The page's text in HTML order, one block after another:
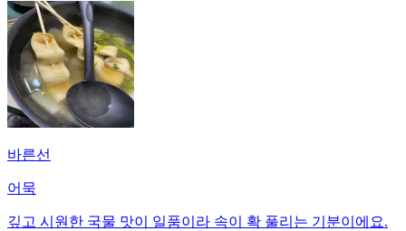
바른선
어묵
깊고 시원한 국물 맛이 일품이라 속이 확 풀리는 기분이에요.